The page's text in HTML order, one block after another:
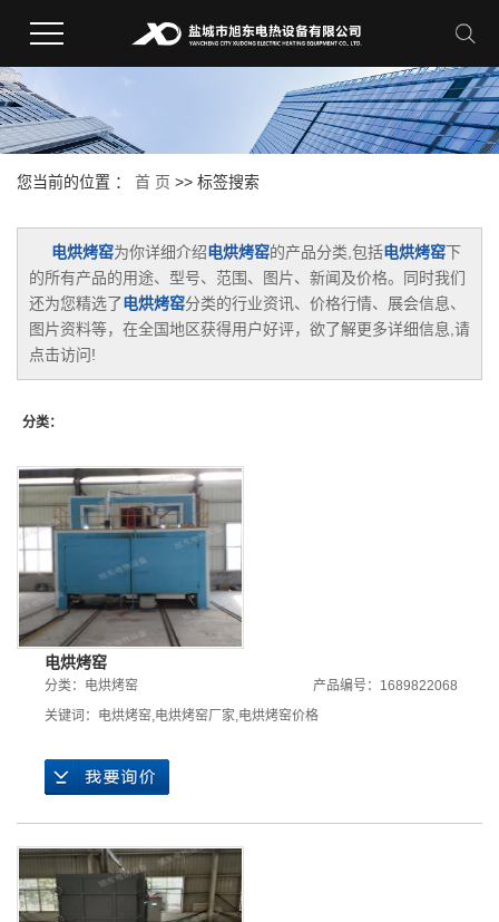
您当前的位置 ： 首 页 >> 标签搜索
电烘烤窑为你详细介绍电烘烤窑的产品分类,包括电烘烤窑下
的所有产品的用途、型号、范围、图片、新闻及价格。同时我们
还为您精选了电烘烤窑分类的行业资讯、价格行情、展会信息、
图片资料等，在全国地区获得用户好评，欲了解更多详细信息,请
点击访问!
分类：
电烘烤窑
分类： 电烘烤窑
产品编号：1689822068
关键词： 电烘烤窑,电烘烤窑厂家,电烘烤窑价格